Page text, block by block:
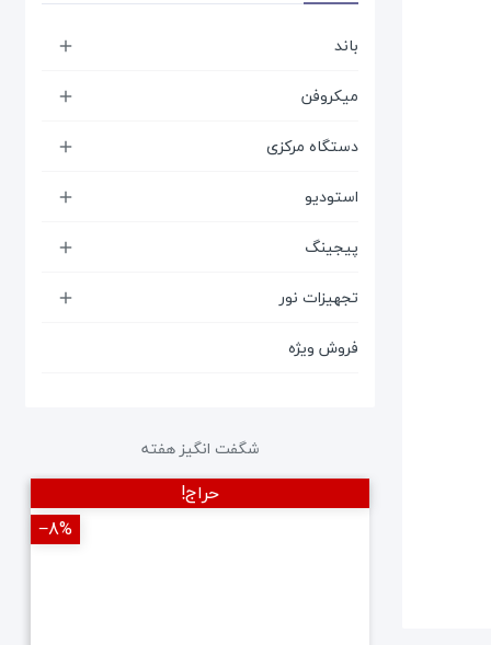
باند 
میکروفن 
دستگاه مرکزی 
استودیو 
پیجینگ 
تجهیزات نور 
فروش ویژه
شگفت انگیز هفته
حراج!
‎−8%